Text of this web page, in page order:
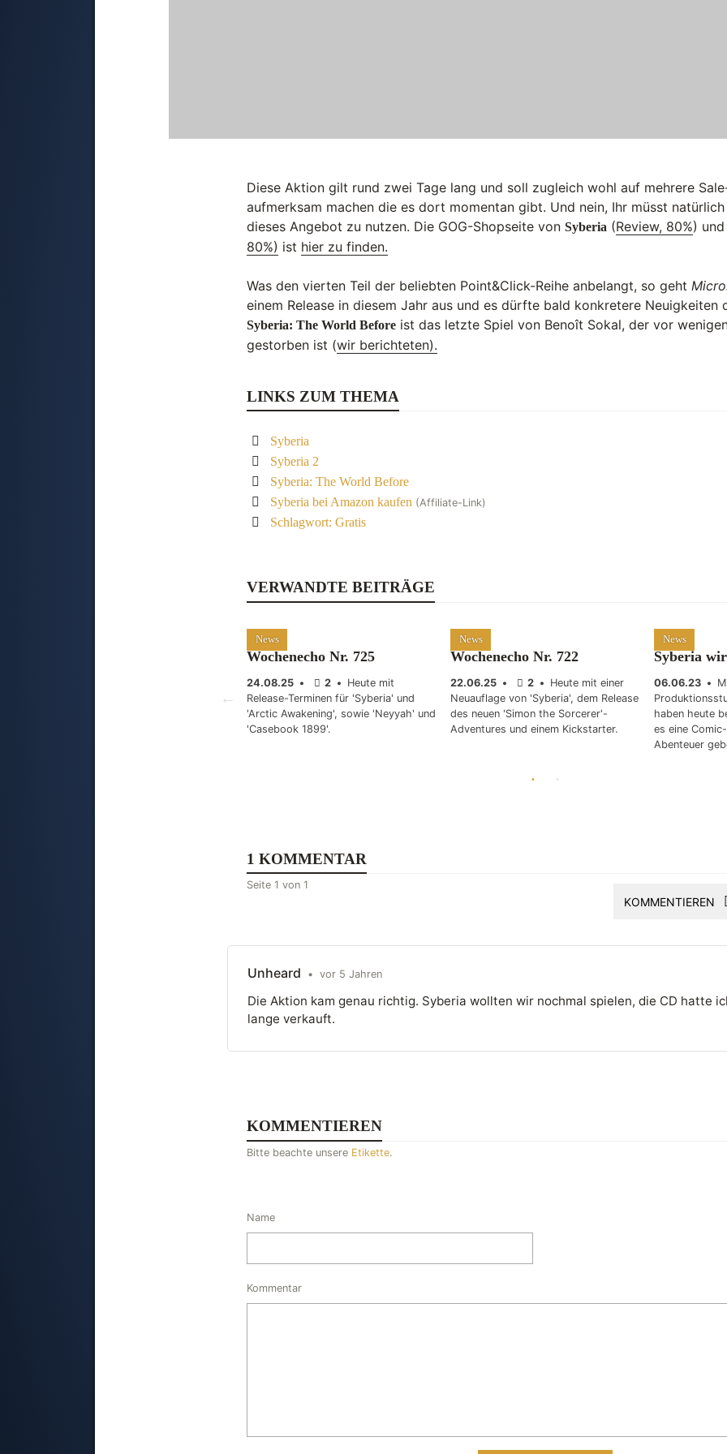
Diese Aktion gilt rund zwei Tage lang und soll zugleich wohl auf mehrere
aufmerksam machen die es dort momentan gibt. Und nein, Ihr müsst
dieses Angebot zu nutzen. Die GOG-Shopseite von Syberia (Review, 80%) und
80%) ist hier zu finden.
Was den vierten Teil der beliebten Point&Click-Reihe anbelangt, so geht
einem Release in diesem Jahr aus und es dürfte bald konkretere Neuigkeiten
Syberia: The World Beforeist das letzte Spiel von Benoît Sokal, der vor
gestorben ist (wir berichteten).
LINKS ZUM THEMA
Syberia
Syberia 2
Syberia: The World Before
Syberia bei Amazon kaufen(Affiliate-Link)
Schlagwort: Gratis
VERWANDTE BEITRÄGE
News
Wochenecho Nr. 725
24.08.25 • 2 • Heute mit
Release-Terminen für 'Syberia' und
'Arctic Awakening', sowie 'Neyyah' und
'Casebook 1899'.
News
Wochenecho Nr. 722
22.06.25 • 2 • Heute mit einer
Neuauflage von 'Syberia', dem Release
des neuen 'Simon the Sorcerer'-
Adventures und einem Kickstarter.
News
Syberia
06.06.23 •
haben heute
es eine
Abenteuer
1 KOMMENTAR
Seite 1 von 1
KOMMENTIEREN
Unheard • vor 5 Jahren
Die Aktion kam genau richtig. Syberia wollten wir nochmal spielen, die CD hatte
lange verkauft.
KOMMENTIEREN
Bitte beachte unsere Etikette.
Name
Kommentar